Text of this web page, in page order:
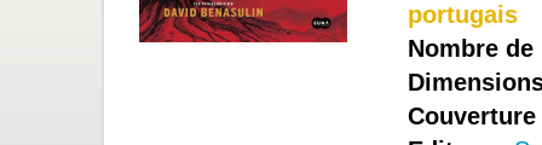
portugais
Nombre de
Couverture